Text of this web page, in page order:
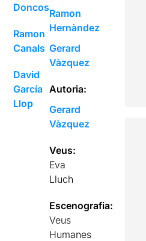
Doncos
Ramon
Canals
David
García
Llop
Ramon
Hernàndez
Gerard
Vàzquez
Autoria:
Gerard
Vàzquez
Veus:
Eva
Lluch
Escenografia:
Veus
Humanes